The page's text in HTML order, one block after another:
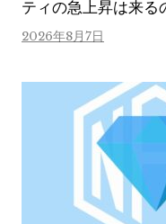
ティの急上昇は来る
2026年8月7日